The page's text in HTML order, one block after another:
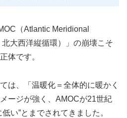
（Atlantic Meridional
大西洋縦循環）」の崩壊こそ
体です。
は、「温暖化＝全体的に暖かく
ージが強く、AMOCが21世紀
い”とまでされてきました。